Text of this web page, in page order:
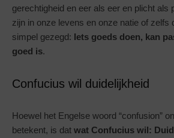
gerechtigheid en eer als eer en plicht als
zijn in onze levens en onze natie of zelfs
simpel gezegd: Iets goeds doen, kan
goed is.
Confucius wil duidelijkheid
Hoewel het Engelse woord “confusion”
betekent, is dat wat Confucius wil: